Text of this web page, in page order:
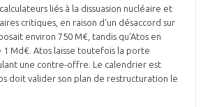
liés à la dissuasion nucléaire et
critiques, en raison d'un désaccord sur
environ 750 M€, tandis qu'Atos en
Md€. Atos laisse toutefois la porte
une contre-offre. Le calendrier est
doit valider son plan de restructuration le